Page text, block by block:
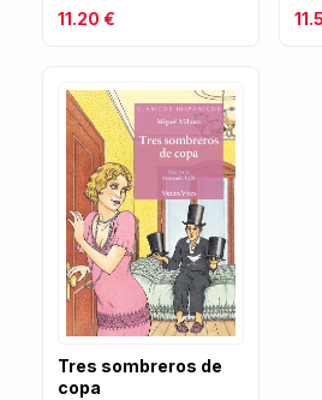
11.20 €
Tres sombreros de
copa